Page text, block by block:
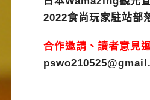
2022食尚玩家駐站部
合作邀請、讀者意見